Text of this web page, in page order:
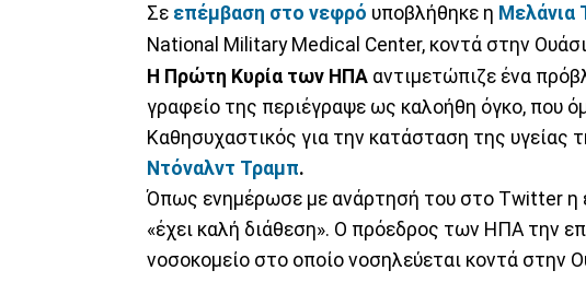
Σε επέμβαση στο νεφρό υποβλήθηκε η Μελάνια
National Military Medical Center, κοντά στην
Η Πρώτη Κυρία των ΗΠΑ αντιμετώπιζε ένα
γραφείο της περιέγραψε ως καλοήθη όγκο, που
Καθησυχαστικός για την κατάσταση της υγείας
Ντόναλντ Τραμπ.
Όπως ενημέρωσε με ανάρτησή του στο Twitter η
«έχει καλή διάθεση». Ο πρόεδρος των ΗΠΑ την
νοσοκομείο στο οποίο νοσηλεύεται κοντά στην